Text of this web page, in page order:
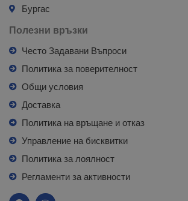
Бургас
Полезни връзки
Често Задавани Въпроси
Политика за поверителност
Общи условия
Доставка
Политика на връщане и отказ
Управление на бисквитки
Политика за лоялност
Регламенти за активности